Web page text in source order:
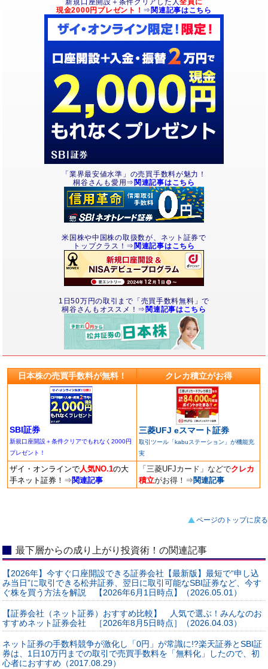
現金2000円プレゼント！ ⇒ 関連記事はこちら
「業界最安値水準」の売買手数料が魅力！
桐谷さんも愛用⇒ 関連記事はこちら
米国株や中国株の取扱数が、ネット証券で
トップクラス！⇒ 関連記事はこちら
1日50万円の取引まで「売買手数料無料」で
桐谷さんもオススメ！⇒ 関連記事はこちら
日本株の売買手数料が無料！ クレカ積立がお得
SBI証券
新規口座開設＋条件クリアでもれなく2000円
プレゼント！
三菱UFJ eスマート証券
取引ツール「kabuステーション」が機能充
実
ザイ・オンラインで 人気NO.1の大
手ネット証券！ ⇒関連記事
「三菱UFJカード」などでクレカ
積立がお得！ ⇒関連記事
ページのトップに戻る
最下層からの成り上がり投資術！の関連記事
【2026年】今すぐ口座開設できる証券会社【最新版】最短で“申し込
み当日”に取引できる松井証券、翌日に取引可能なSBI証券など、今す
ぐ株を買う方法を解説 【2026年6月1日時点】（2026.05.01）
【証券会社（ネット証券）おすすめ比較】 人気で選ぶ！みんなのお
すすめネット証券会社 ［2026年8月5日時点］（2026.04.03）
ネット証券の手数料競争が激化し「0円」が常識に!?楽天証券とSBI証
券は、1日10万円までの取引で売買手数料を「無料化」したので、初
心者におすすめ（2017.08.29）